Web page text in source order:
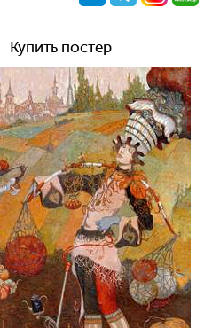
Купить постер